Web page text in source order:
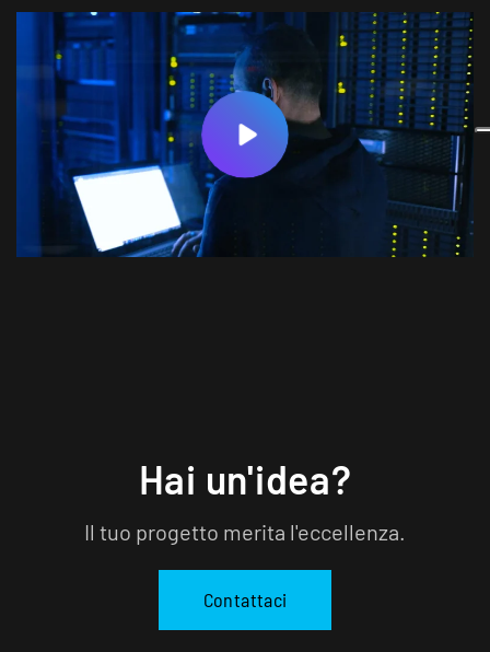
Hai un'idea?
Il tuo progetto merita l'eccellenza.
Contattaci